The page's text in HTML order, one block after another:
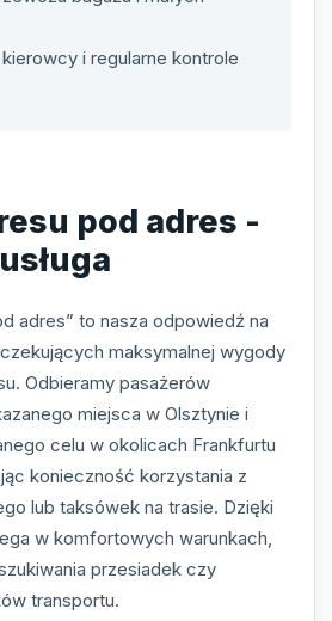
i regularne kontrole
pod adres -
adres” to nasza odpowiedź na
maksymalnej wygody
Odbieramy pasażerów
miejsca w Olsztynie i
celu w okolicach Frankfurtu
konieczność korzystania z
lub taksówek na trasie. Dzięki
w komfortowych warunkach,
przesiadek czy
transportu.